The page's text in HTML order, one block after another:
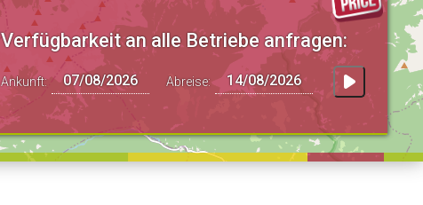
Verfügbarkeit an alle Betriebe anfragen:
Ankunft: Abreise: